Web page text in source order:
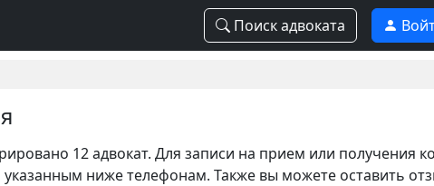
Поиск адвоката
12 адвокат. Для записи на прием или получения
ниже телефонам. Также вы можете оставить